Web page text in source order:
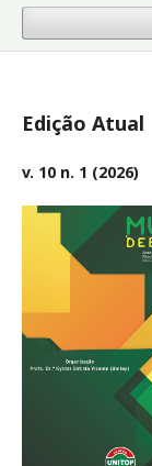
Edição Atual
v. 10 n. 1 (2026)